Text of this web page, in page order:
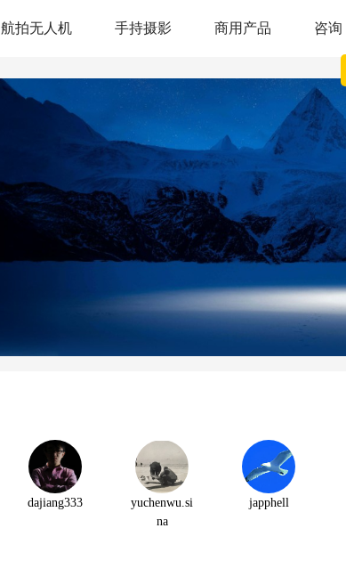
航拍无人机 手持摄影 商用产品 咨询
dajiang333
yuchenwu.si
na
japphell